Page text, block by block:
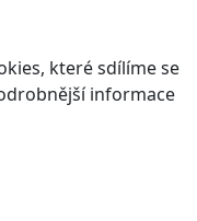
které sdílíme se
informace